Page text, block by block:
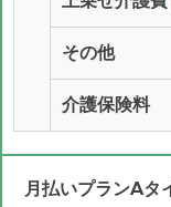
その他
介護保険料
月払いプランAタ